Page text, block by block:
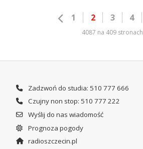
1 2 3 4
4087 na 409 stronach
Zadzwoń do studia: 510 777 666
Czujny non stop: 510 777 222
Wyślij do nas wiadomość
Prognoza pogody
radioszczecin.pl